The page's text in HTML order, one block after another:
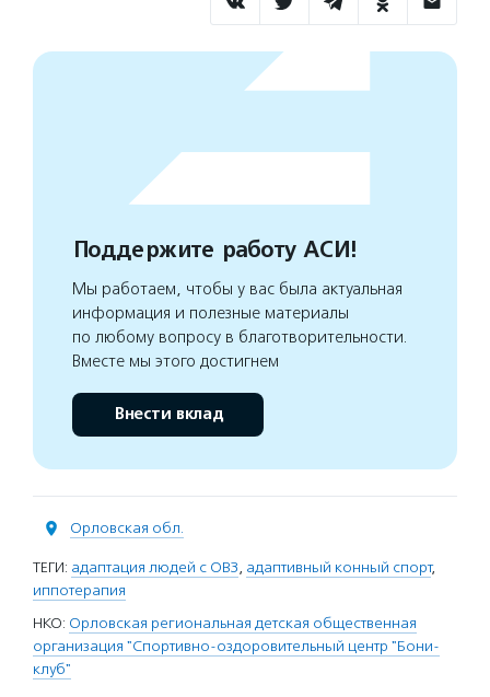
Поддержите работу АСИ!
Мы работаем, чтобы у вас была актуальная
информация и полезные материалы
по любому вопросу в благотворительности.
Вместе мы этого достигнем
Внести вклад
Орловская обл.
ТЕГИ: адаптация людей с ОВЗ, адаптивный конный спорт,
иппотерапия
НКО: Орловская региональная детская общественная
организация "Спортивно-оздоровительный центр "Бони-
клуб"